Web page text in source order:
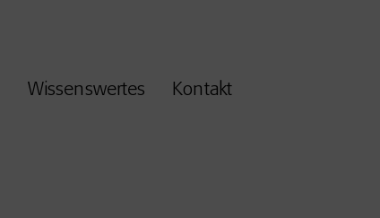
Wissenswertes Kontakt